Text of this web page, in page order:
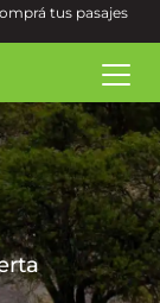
tus pasajes